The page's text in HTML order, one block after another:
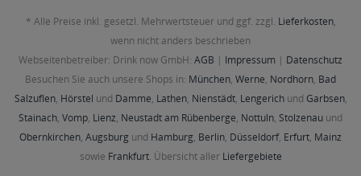
* Alle Preise inkl. gesetzl. Mehrwertsteuer und ggf. zzgl. Lieferkosten,
wenn nicht anders beschrieben
Webseitenbetreiber: Drink now GmbH: AGB | Impressum | Datenschutz
Besuchen Sie auch unsere Shops in: München, Werne, Nordhorn, Bad
Salzuflen, Hörstel und Damme, Lathen, Nienstädt, Lengerichund Garbsen,
Stainach, Vomp, Lienz, Neustadt am Rübenberge, Nottuln, Stolzenau und
Obernkirchen, Augsburg und Hamburg, Berlin, Düsseldorf, Erfurt, Mainz
sowie Frankfurt. Übersicht aller Liefergebiete